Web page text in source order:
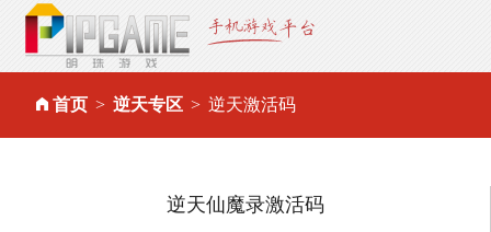
首页 逆天专区 逆天激活码
逆天仙魔录激活码